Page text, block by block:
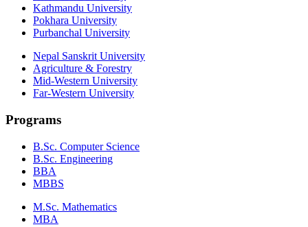
Kathmandu University
Pokhara University
Purbanchal University
Nepal Sanskrit University
Agriculture & Forestry
Mid-Western University
Far-Western University
Programs
B.Sc. Computer Science
B.Sc. Engineering
BBA
MBBS
M.Sc. Mathematics
MBA